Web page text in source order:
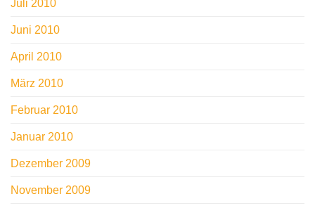
Juli 2010
Juni 2010
April 2010
März 2010
Februar 2010
Januar 2010
Dezember 2009
November 2009